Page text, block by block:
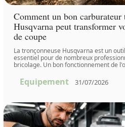
Comment un bon carburateur
Husqvarna peut transformer
de coupe
La tronçonneuse Husqvarna est un
essentiel pour de nombreux
bricolage. Un bon fonctionnement de
Equipement 31/07/2026